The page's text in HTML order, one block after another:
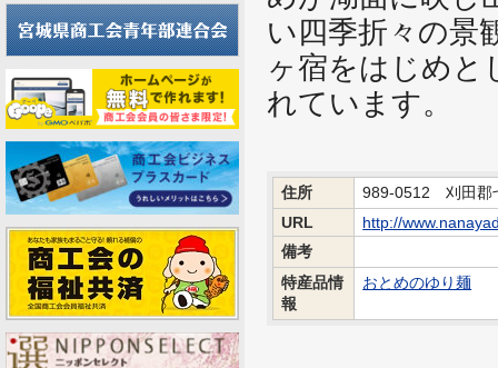
い四季折々の景
ヶ宿をはじめと
れています。
住所
989-0512 刈田郡
URL
http://
備考
特産品情
報
おとめのゆり麺